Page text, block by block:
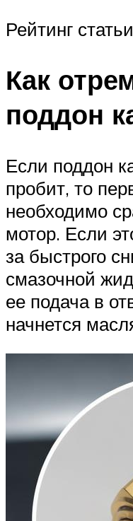
Рейтинг статьи
Как
поддон
Если поддон
пробит, то
необходимо
мотор. Если
за быстрого
смазочной
ее подача в
начнется